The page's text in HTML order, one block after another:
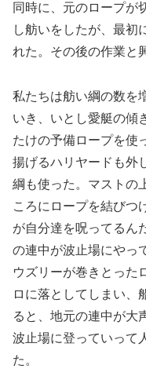
同時に、元のロープが
し舫いをしたが、最初
れた。その後の作業と
私たちは舫い綱の数を
いき、いとし愛艇の傾
たけの予備ロープを使
揚げるハリヤードも外
綱も使った。マストの
ころにロープを結びつ
が自分達を呪ってるん
の連中が波止場にやっ
ウズリーが巻きとった
ロに落としてしまい、
ると、地元の連中が大
波止場に登っていって
た。